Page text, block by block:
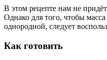
В этом рецепте нам не
Однако для того, чтобы
однородной, следует
Как готовить